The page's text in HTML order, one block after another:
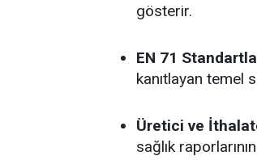
gösterir.
EN 71
kanıtlayan temel
Üretici ve
sağlık